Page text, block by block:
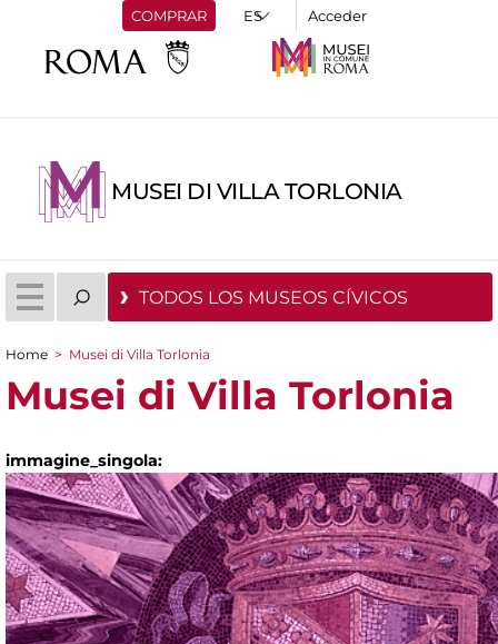
COMPRAR Acceder
MUSEI DI VILLA TORLONIA
TODOS LOS MUSEOS CÍVICOS
You are here
Home > Musei di Villa Torlonia
Musei di Villa Torlonia
immagine_singola: